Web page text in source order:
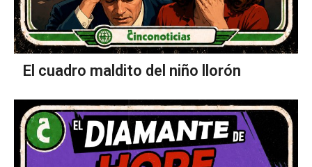
El cuadro maldito del niño llorón